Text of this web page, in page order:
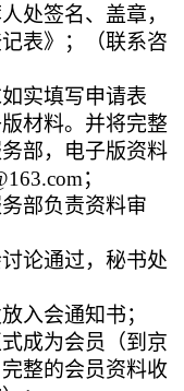
处签名、盖章，
表》；（联系咨
实填写申请表
材料。并将完整
部，电子版资料
；
部负责资料审
论通过，秘书处
入会通知书；
成为会员（到京
整的会员资料收